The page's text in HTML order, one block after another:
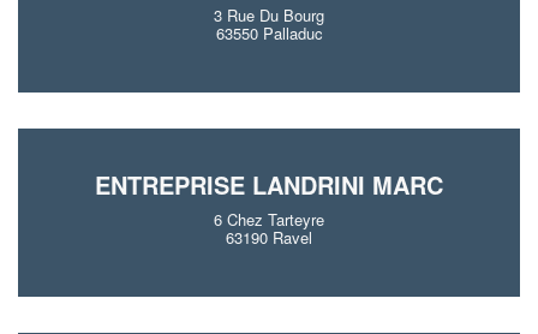
3 Rue Du Bourg
63550 Palladuc
ENTREPRISE LANDRINI MARC
6 Chez Tarteyre
63190 Ravel